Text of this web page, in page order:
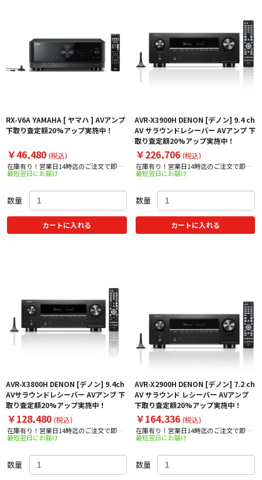
RX-V6A YAMAHA [ ヤマハ ] AVアンプ
下取り査定額20%アップ実施中！
￥46,480 (税込)
在庫有り！営業日14時迄のご注文で即日
出荷！
最短翌日にお届け
数量
カートに入れる
AVR-X3900H DENON [デノン] 9.4 ch
AV サラウンドレシーバー AVアンプ 下
取り査定額20%アップ実施中！
￥226,706 (税込)
在庫有り！営業日14時迄のご注文で即日
出荷！
最短翌日にお届け
数量
カートに入れる
AVR-X3800H DENON [デノン] 9.4ch
AVサラウンドレシーバー AVアンプ 下
取り査定額20%アップ実施中！
￥128,480 (税込)
在庫有り！営業日14時迄のご注文で即日
出荷！
最短翌日にお届け
数量
AVR-X2900H DENON [デノン] 7.2 ch
AV サラウンド レシーバー AVアンプ
下取り査定額20%アップ実施中！
￥164,336 (税込)
在庫有り！営業日14時迄のご注文で即日
出荷！
最短翌日にお届け
数量